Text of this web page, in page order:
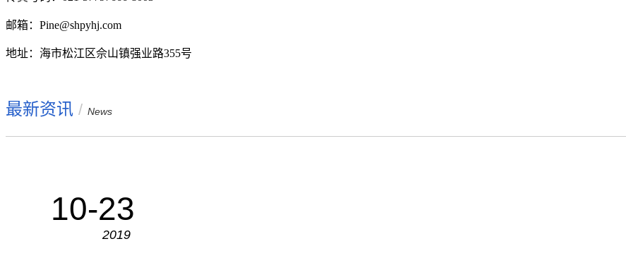
邮箱：Pine@shpyhj.com
地址：海市松江区佘山镇强业路355号
最新资讯 / News
10-23
2019